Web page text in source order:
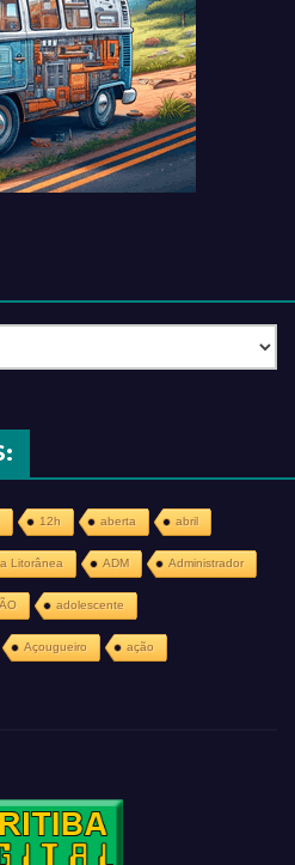
12h aberta abril
Litorânea ADM Administrador
adolescente
Açougueiro ação